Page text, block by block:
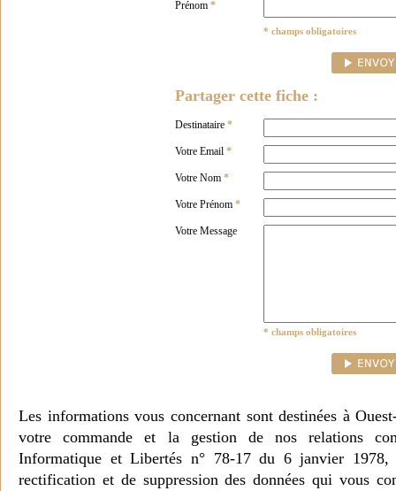
Prénom *
* champs obligatoires
Partager cette fiche :
Destinataire *
Votre Email *
Votre Nom *
Votre Prénom *
Votre Message
* champs obligatoires
Les informations vous concernant sont destinées à
votre commande et la gestion de nos relations
Informatique et Libertés n° 78-17 du 6 janvier 1978,
rectification et de suppression des données qui vous